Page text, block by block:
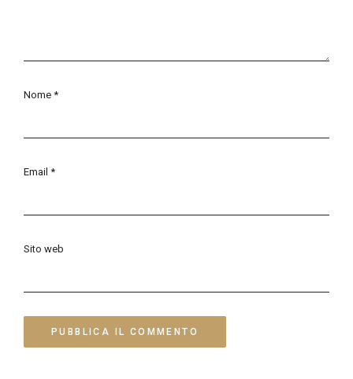
Nome *
Email *
Sito web